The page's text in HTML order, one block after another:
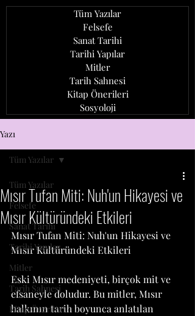
Tüm Yazılar
Felsefe
Sanat Tarihi
Tarihi Yapılar
Mitler
Tarih Sahnesi
Kitap Önerileri
Sosyoloji
Yazı
Tüm Yazılar
Felsefe
Sanat Tarihi
Tarihi Yapılar
Mitler
Tarih Sahnesi
Kitap Önerileri
Tüm Yazılar
Mısır Tufan Miti: Nuh'un Hikayesi ve
Mısır Kültüründeki Etkileri
Mısır Tufan Miti: Nuh'un Hikayesi ve
Mısır Kültüründeki Etkileri
Eski Mısır medeniyeti, birçok mit ve
efsaneyle doludur. Bu mitler, Mısır
halkının tarih boyunca anlatılan